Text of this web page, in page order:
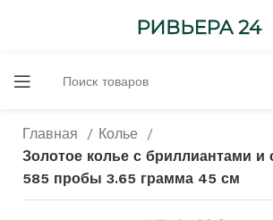
Главная
Колье
Золотое колье с бриллиантами и
585 пробы 3.65 грамма 45 см